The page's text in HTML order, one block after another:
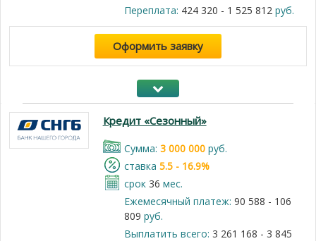
Переплата: 424 320 - 1 525 812руб.
Оформить заявку
Кредит «Сезонный»
Cумма: 3 000 000руб.
cтавка 5.5 - 16.9%
срок 36 мес.
Ежемесячный платеж: 90 588 - 106
809 руб.
Выплатить всего: 3 261 168 - 3 845